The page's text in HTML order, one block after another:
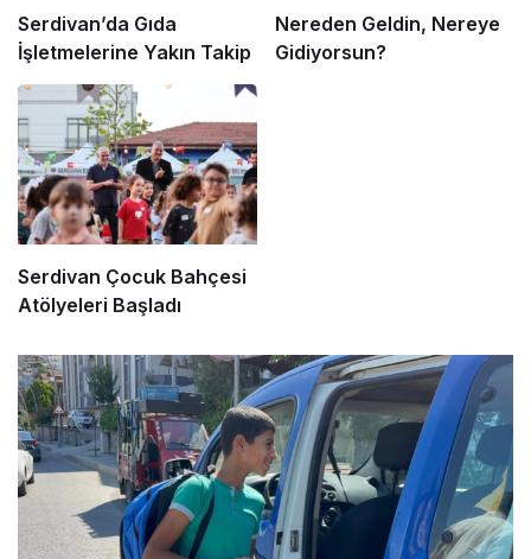
Serdivan’da Gıda
İşletmelerine Yakın Takip
Nereden Geldin, Nereye
Gidiyorsun?
Serdivan Çocuk Bahçesi
Atölyeleri Başladı